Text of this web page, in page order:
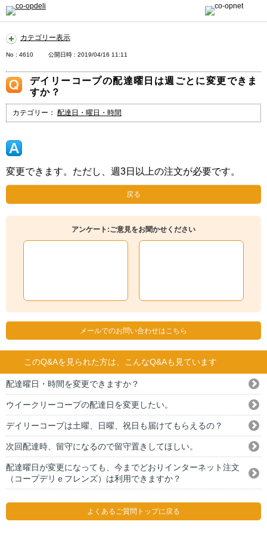
カテゴリー表示
No : 4610 公開日時 : 2019/04/16 11:11
デイリーコープの配達曜日は週ごとに変更できま
すか？
カテゴリー： 配達日・曜日・時間
変更できます。ただし、週3日以上の注文が必要です。
戻る
アンケート:ご意見をお聞かせください
メールでのお問い合わせはこちら
このQ&Aを見られた方は、こんなQ&Aも見ています
配達曜日・時間を変更できますか？
ウイークリーコープの配達日を変更したい。
デイリーコープは土曜、日曜、祝日も届けてもらえるの？
次回配達時、留守になるので留守置きしてほしい。
配達曜日が変更になっても、今までどおりインターネット注文
（コープデリｅフレンズ）は利用できますか？
よくあるご質問トップに戻る